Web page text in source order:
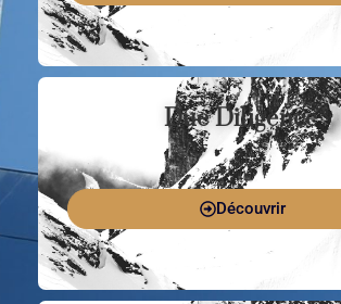
Due Diligence
Découvrir